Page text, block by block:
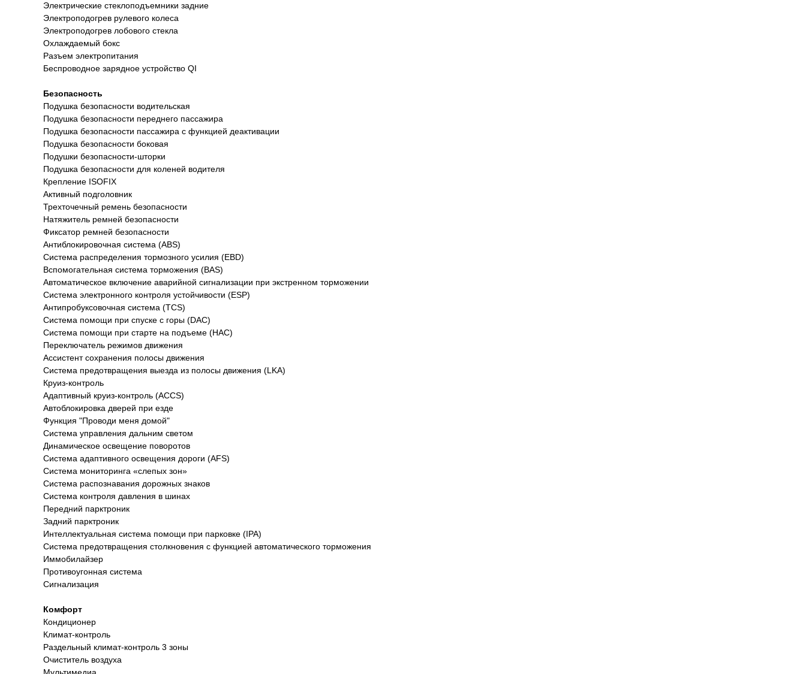
Электрические стеклоподъемники задние
Электроподогрев рулевого колеса
Электроподогрев лобового стекла
Охлаждаемый бокс
Разъем электропитания
Беспроводное зарядное устройство QI
Безопасность
Подушка безопасности водительская
Подушка безопасности переднего пассажира
Подушка безопасности пассажира с функцией деактивации
Подушка безопасности боковая
Подушки безопасности-шторки
Подушка безопасности для коленей водителя
Крепление ISOFIX
Активный подголовник
Трехточечный ремень безопасности
Натяжитель ремней безопасности
Фиксатор ремней безопасности
Антиблокировочная система (ABS)
Система распределения тормозного усилия (EBD)
Вспомогательная система торможения (BAS)
Автоматическое включение аварийной сигнализации при экстренном торможении
Система электронного контроля устойчивости (ESP)
Антипробуксовочная система (TCS)
Система помощи при спуске с горы (DAC)
Система помощи при старте на подъеме (HAC)
Переключатель режимов движения
Ассистент сохранения полосы движения
Система предотвращения выезда из полосы движения (LKA)
Круиз-контроль
Адаптивный круиз-контроль (ACCS)
Автоблокировка дверей при езде
Функция "Проводи меня домой"
Система управления дальним светом
Динамическое освещение поворотов
Система адаптивного освещения дороги (AFS)
Система мониторинга «слепых зон»
Система распознавания дорожных знаков
Система контроля давления в шинах
Передний парктроник
Задний парктроник
Интеллектуальная система помощи при парковке (IPA)
Система предотвращения столкновения с функцией автоматического торможения
Иммобилайзер
Противоугонная система
Сигнализация
Комфорт
Кондиционер
Климат-контроль
Раздельный климат-контроль 3 зоны
Очиститель воздуха